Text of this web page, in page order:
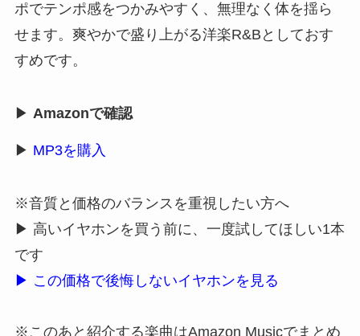
ポでテンポ感をつかみやすく、無理なく体を揺ら
せます。爽やかで盛り上がる洋楽R&Bとしておす
すめです。
▶ Amazonで確認
▶ MP3を購入
※音質と価格のバランスを重視したい方へ
▶ 高いイヤホンを買う前に、一度試してほしい1本
です
▶ この価格で後悔しないイヤホンを見る
※このあと紹介する楽曲はAmazon Musicでまとめ